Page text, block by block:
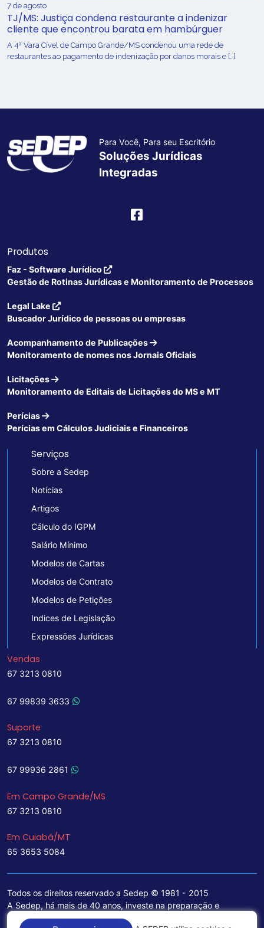
7 de agosto
TJ/MS: Justiça condena restaurante a indenizar
cliente que encontrou barata em hambúrguer
A 4ª Vara Cível de Campo Grande/MS condenou uma rede de
restaurantes ao pagamento de indenização por danos morais e […]
Para Você, Para seu Escritório
Soluções Jurídicas
Integradas
Produtos
Faz - Software Jurídico
Gestão de Rotinas Jurídicas e Monitoramento de Processos
Legal Lake
Buscador Jurídico de pessoas ou empresas
Acompanhamento de Publicações
Monitoramento de nomes nos Jornais Oficiais
Licitações
Monitoramento de Editais de Licitações do MS e MT
Perícias
Perícias em Cálculos Judiciais e Financeiros
Serviços
Sobre a Sedep
Notícias
Artigos
Cálculo do IGPM
Salário Mínimo
Modelos de Cartas
Modelos de Contrato
Modelos de Petições
Indices de Legislação
Expressões Jurídicas
Vendas
67 3213 0810
67 99839 3633
Suporte
67 3213 0810
67 99936 2861
Em Campo Grande/MS
67 3213 0810
Em Cuiabá/MT
65 3653 5084
Todos os direitos reservado a Sedep © 1981 - 2015
A Sedep, há mais de 40 anos, investe na preparação e
treinamento de funcionários e na aquisição de tecnologia de